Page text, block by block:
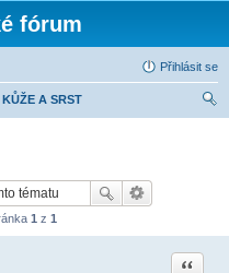
fórum
Přihlásit se
KŮŽE A SRST
1 z 1
Citace